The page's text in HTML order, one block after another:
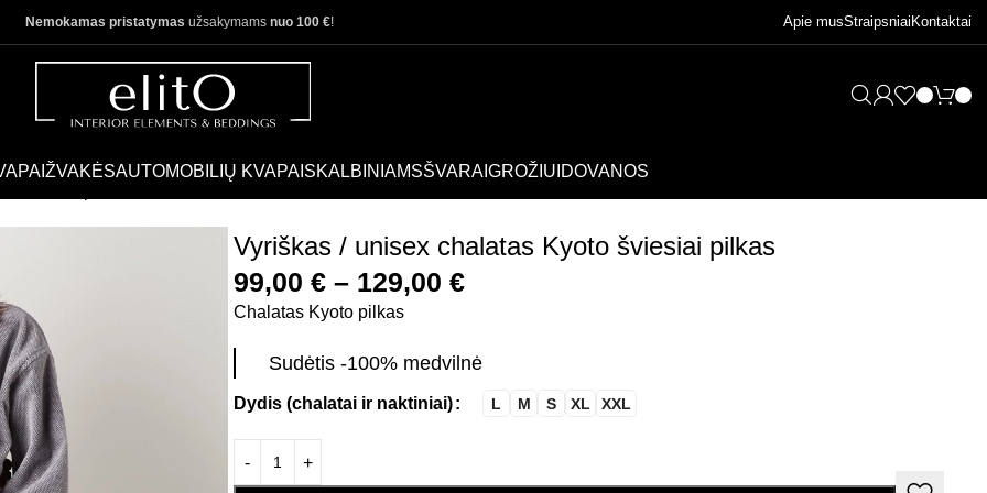
Nemokamas pristatymas užsakymams nuo 100 €! Apie musStraipsniai Kontaktai
ŽVAKĖSAUTOMOBILIŲ KVAPAI SKALBINIAMSŠVARAI GROŽIUI DOVANOS
Vyriškas / unisex chalatas Kyoto šviesiai pilkas
99,00 € – 129,00 €
Chalatas Kyoto pilkas
Sudėtis -100% medvilnė
Dydis (chalatai ir naktiniai) L M S XL XXL